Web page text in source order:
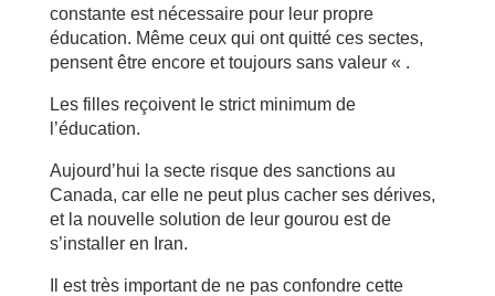
constante est nécessaire pour leur propre
éducation. Même ceux qui ont quitté ces sectes,
pensent être encore et toujours sans valeur « .
Les filles reçoivent le strict minimum de
l’éducation.
Aujourd’hui la secte risque des sanctions au
Canada, car elle ne peut plus cacher ses dérives,
et la nouvelle solution de leur gourou est de
s’installer en Iran.
Il est très important de ne pas confondre cette